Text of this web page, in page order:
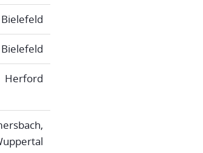
Bielefeld
Bielefeld
Herford